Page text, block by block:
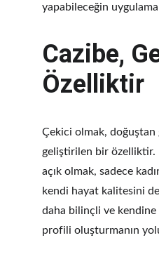
yapabileceğin
Cazibe,
Özelliktir
Çekici olmak, doğuştan
geliştirilen bir özelliktir.
açık olmak, sadece
kendi hayat kalitesini
daha bilinçli ve
profili oluşturmanın